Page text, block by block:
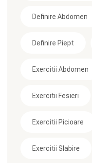
Definire Abdomen
Definire Piept
Exercitii Abdomen
Exercitii Fesieri
Exercitii Picioare
Exercitii Slabire